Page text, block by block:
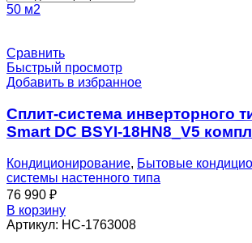
50 м2
Сравнить
Быстрый просмотр
Добавить в избранное
Сплит-система инверторного
Smart DC BSYI-18HN8_V5
Кондиционирование, Бытовые
системы настенного типа
76 990 ₽
В корзину
Артикул: НС-1763008